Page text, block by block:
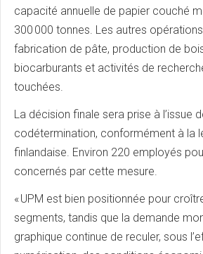
capacité annuelle de papier couché
300 000 tonnes. Les autres
fabrication de pâte, production de
biocarburants et activités de
touchées.
La décision finale sera prise à l’issue
codétermination, conformément à la
finlandaise. Environ 220 employés
concernés par cette mesure.
« UPM est bien positionnée pour
segments, tandis que la demande
graphique continue de reculer, sous